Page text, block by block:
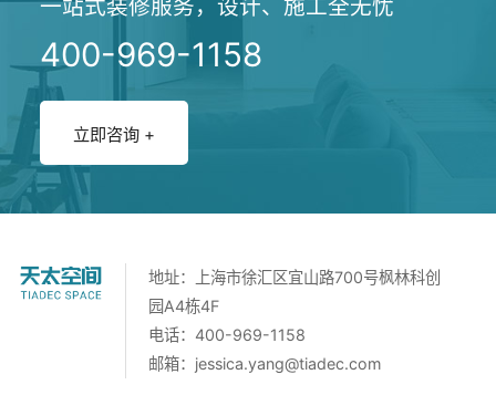
一站式装修服务，设计、施工全无忧
400-969-1158
立即咨询 +
地址：上海市徐汇区宜山路700号枫林科创
园A4栋4F
电话：400-969-1158
邮箱： jessica.yang@tiadec.com